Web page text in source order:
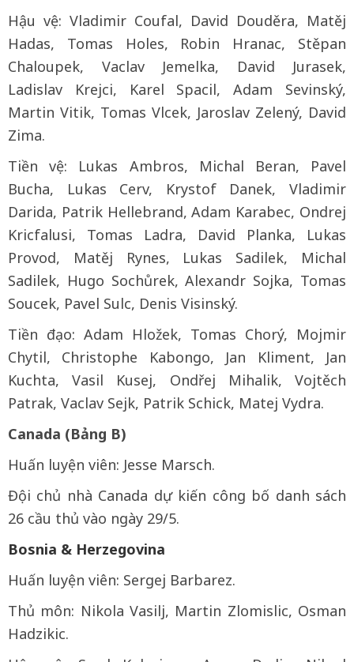
Hậu vệ: Vladimir Coufal, David Douděra, Matěj
Hadas, Tomas Holes, Robin Hranac, Stěpan
Chaloupek, Vaclav Jemelka, David Jurasek,
Ladislav Krejci, Karel Spacil, Adam Sevinský,
Martin Vitik, Tomas Vlcek, Jaroslav Zelený, David
Zima.
Tiền vệ: Lukas Ambros, Michal Beran, Pavel
Bucha, Lukas Cerv, Krystof Danek, Vladimir
Darida, Patrik Hellebrand, Adam Karabec, Ondrej
Kricfalusi, Tomas Ladra, David Planka, Lukas
Provod, Matěj Rynes, Lukas Sadilek, Michal
Sadilek, Hugo Sochůrek, Alexandr Sojka, Tomas
Soucek, Pavel Sulc, Denis Visinský.
Tiền đạo: Adam Hložek, Tomas Chorý, Mojmir
Chytil, Christophe Kabongo, Jan Kliment, Jan
Kuchta, Vasil Kusej, Ondřej Mihalik, Vojtěch
Patrak, Vaclav Sejk, Patrik Schick, Matej Vydra.
Canada (Bảng B)
Huấn luyện viên: Jesse Marsch.
Đội chủ nhà Canada dự kiến công bố danh sách
26 cầu thủ vào ngày 29/5.
Bosnia & Herzegovina
Huấn luyện viên: Sergej Barbarez.
Thủ môn: Nikola Vasilj, Martin Zlomislic, Osman
Hadzikic.